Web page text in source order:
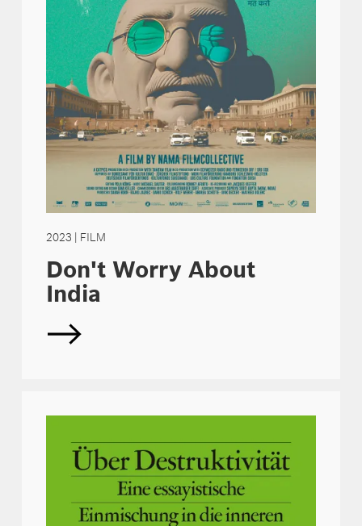
2023 | FILM
Don't Worry About
India